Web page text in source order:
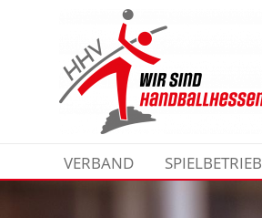
VERBAND SPIELBETRIEB